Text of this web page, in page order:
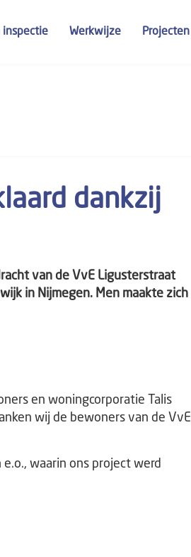
inspectie Werkwijze Projecten
dankzij
van de VvE Ligusterstraat
in Nijmegen. Men maakte zich
en woningcorporatie Talis
wij de bewoners van de VvE
waarin ons project werd